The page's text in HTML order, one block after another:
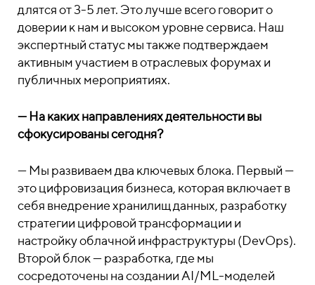
длятся от 3-5 лет. Это лучше всего говорит о
доверии к нам и высоком уровне сервиса. Наш
экспертный статус мы также подтверждаем
активным участием в отраслевых форумах и
публичных мероприятиях.
— На каких направлениях деятельности вы
сфокусированы сегодня?
— Мы развиваем два ключевых блока. Первый —
это цифровизация бизнеса, которая включает в
себя внедрение хранилищ данных, разработку
стратегии цифровой трансформации и
настройку облачной инфраструктуры (DevOps).
Второй блок — разработка, где мы
сосредоточены на создании AI/ML-моделей